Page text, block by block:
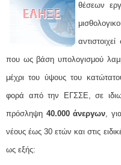
θέσεων
που ως βάση υπολογισμού
μέχρι του ύψους του
φορά από την ΕΓΣΣΕ, σε
πρόσληψη 40.000 άνεργων,
νέους έως 30 ετών και στις
ως εξής: